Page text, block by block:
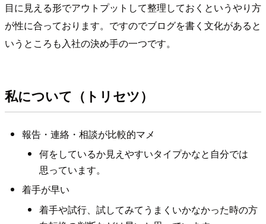
目に見える形でアウトプットして整理しておくというやり方
が性に合っております。ですのでブログを書く文化があると
いうところも入社の決め手の一つです。
私について（トリセツ）
報告・連絡・相談が比較的マメ
何をしているか見えやすいタイプかなと自分では
思っています。
着手が早い
着手や試行、試してみてうまくいかなかった時の方